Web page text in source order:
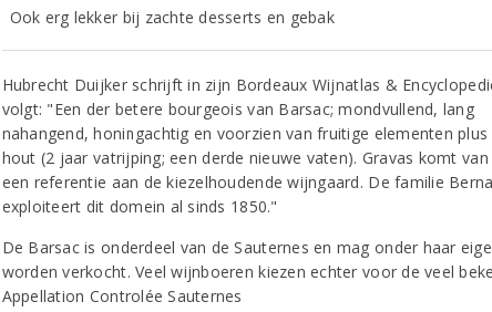
Ook erg lekker bij zachte desserts en gebak
Hubrecht Duijker schrijft in zijn Bordeaux Wijnatlas &
volgt: "Een der betere bourgeois van Barsac; mondvullend, lang
nahangend, honingachtig en voorzien van fruitige elementen plus
hout (2 jaar vatrijping; een derde nieuwe vaten). Gravas komt van
een referentie aan de kiezelhoudende wijngaard. De familie
exploiteert dit domein al sinds 1850."
De Barsac is onderdeel van de Sauternes en mag onder haar
worden verkocht. Veel wijnboeren kiezen echter voor de veel
Appellation Controlée Sauternes